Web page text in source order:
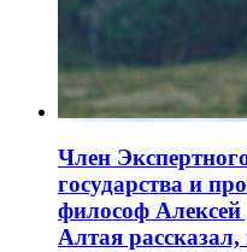
Член
государства и
философ Алексей
Алтая